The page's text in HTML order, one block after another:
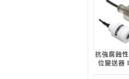
抗強腐蝕
位變送器